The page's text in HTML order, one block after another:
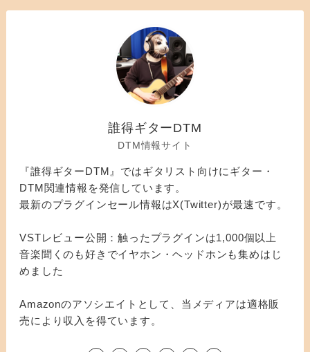
誰得ギターDTM
DTM情報サイト
『誰得ギターDTM』ではギタリスト向けにギター・
DTM関連情報を発信しています。
最新のプラグインセール情報はX(Twitter)が最速です。
VSTレビュー公開：触ったプラグインは1,000個以上
音楽聞くのも好きでイヤホン・ヘッドホンも集めはじ
めました
Amazonのアソシエイトとして、当メディアは適格販
売により収入を得ています。